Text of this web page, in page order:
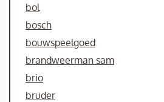
bol
bosch
bouwspeelgoed
brandweerman sam
brio
bruder